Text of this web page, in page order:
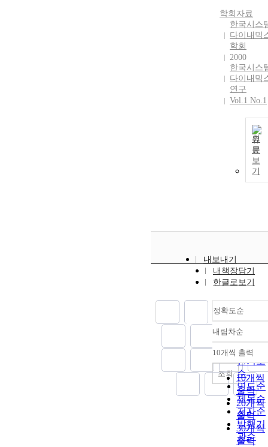
학회자료
한국시스
다이내믹
학회
2000
한국시스
다이내믹
연구
Vol.1 No.1
원
문
보
기
내보내기
내책장담기
한글로보기
정확도순
정확도
순
인기도
순
연도순
제목순
저자순
발행기
관순
내림차순
내림차
10개씩 출력
10개씩
출력
20개씩
출력
30개씩
출력
조회